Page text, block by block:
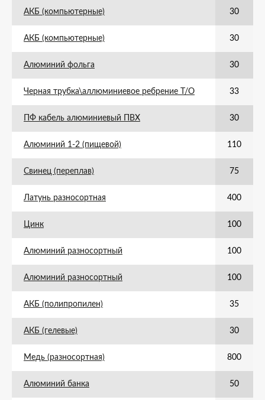
АКБ (компьютерные) 30
АКБ (компьютерные) 30
Алюминий фольга 30
Черная трубка\аллюминиевое ребрение Т/О 33
ПФ кабель алюминиевый ПВХ 30
Алюминий 1-2 (пищевой) 110
Свинец (переплав) 75
Латунь разносортная 400
Цинк 100
Алюминий разносортный 100
Алюминий разносортный 100
АКБ (полипропилен) 35
АКБ (гелевые) 30
Медь (разносортная) 800
Алюминий банка 50